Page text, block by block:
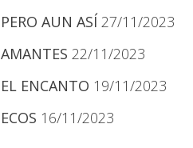
PERO AUN ASÍ 27/11/2023
AMANTES 22/11/2023
EL ENCANTO 19/11/2023
ECOS 16/11/2023